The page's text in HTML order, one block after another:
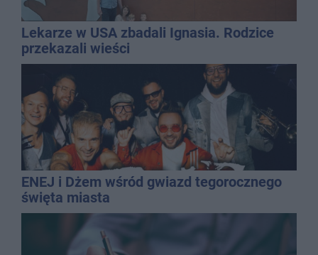
Lekarze w USA zbadali Ignasia. Rodzice
przekazali wieści
ENEJ i Dżem wśród gwiazd tegorocznego
święta miasta